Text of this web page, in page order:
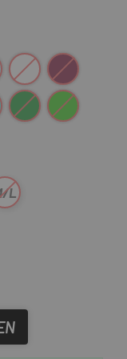
Weiß Granat
Grün blau
L